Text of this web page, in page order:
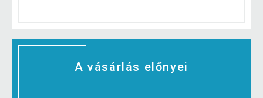
A vásárlás előnyei